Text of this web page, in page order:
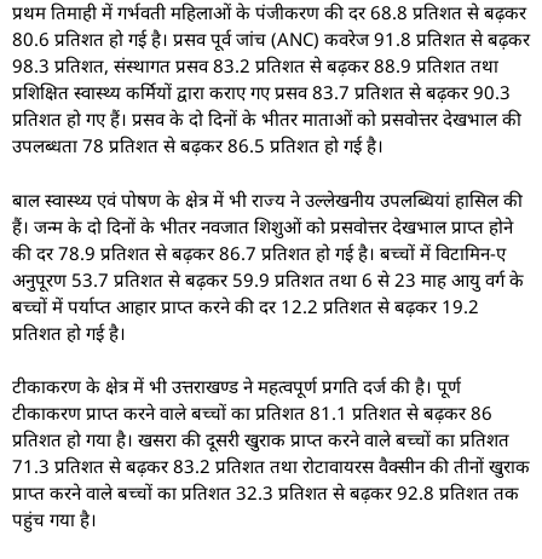
प्रथम तिमाही में गर्भवती महिलाओं के पंजीकरण की दर 68.8 प्रतिशत से बढ़कर
80.6 प्रतिशत हो गई है। प्रसव पूर्व जांच (ANC) कवरेज 91.8 प्रतिशत से बढ़कर
98.3 प्रतिशत, संस्थागत प्रसव 83.2 प्रतिशत से बढ़कर 88.9 प्रतिशत तथा
प्रशिक्षित स्वास्थ्य कर्मियों द्वारा कराए गए प्रसव 83.7 प्रतिशत से बढ़कर 90.3
प्रतिशत हो गए हैं। प्रसव के दो दिनों के भीतर माताओं को प्रसवोत्तर देखभाल की
उपलब्धता 78 प्रतिशत से बढ़कर 86.5 प्रतिशत हो गई है।
बाल स्वास्थ्य एवं पोषण के क्षेत्र में भी राज्य ने उल्लेखनीय उपलब्धियां हासिल की
हैं। जन्म के दो दिनों के भीतर नवजात शिशुओं को प्रसवोत्तर देखभाल प्राप्त होने
की दर 78.9 प्रतिशत से बढ़कर 86.7 प्रतिशत हो गई है। बच्चों में विटामिन-ए
अनुपूरण 53.7 प्रतिशत से बढ़कर 59.9 प्रतिशत तथा 6 से 23 माह आयु वर्ग के
बच्चों में पर्याप्त आहार प्राप्त करने की दर 12.2 प्रतिशत से बढ़कर 19.2
प्रतिशत हो गई है।
टीकाकरण के क्षेत्र में भी उत्तराखण्ड ने महत्वपूर्ण प्रगति दर्ज की है। पूर्ण
टीकाकरण प्राप्त करने वाले बच्चों का प्रतिशत 81.1 प्रतिशत से बढ़कर 86
प्रतिशत हो गया है। खसरा की दूसरी खुराक प्राप्त करने वाले बच्चों का प्रतिशत
71.3 प्रतिशत से बढ़कर 83.2 प्रतिशत तथा रोटावायरस वैक्सीन की तीनों खुराक
प्राप्त करने वाले बच्चों का प्रतिशत 32.3 प्रतिशत से बढ़कर 92.8 प्रतिशत तक
पहुंच गया है।